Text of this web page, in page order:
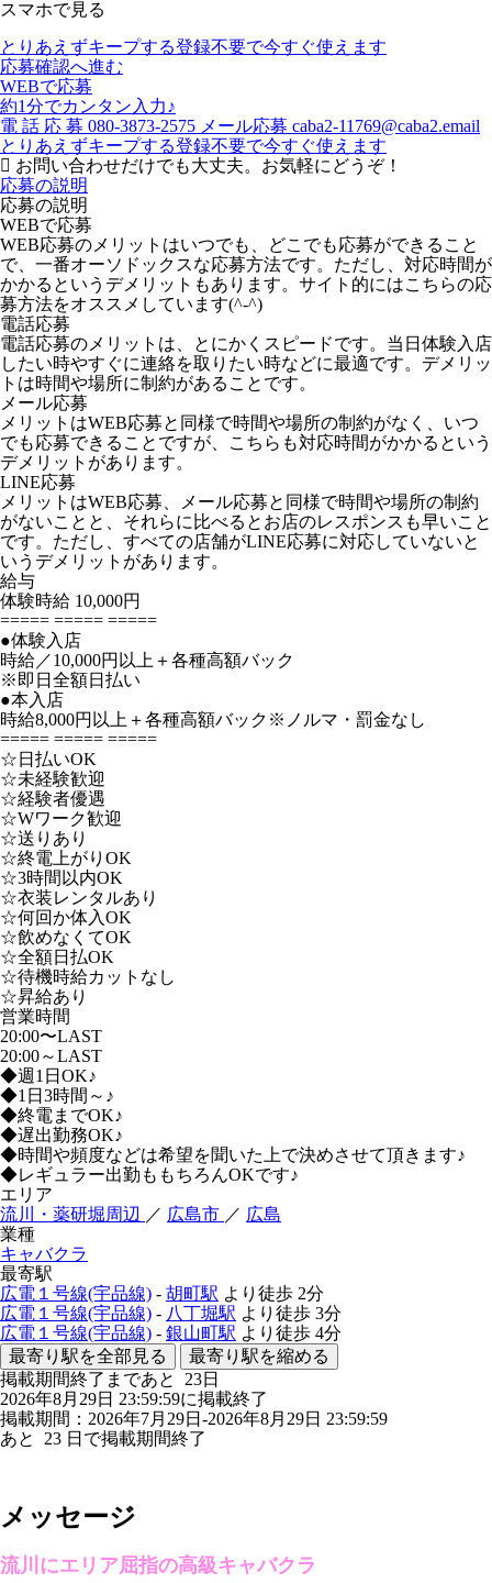
スマホで見る
とりあえずキープする登録不要で今すぐ使えます
応募確認へ進む
WEBで応募
約1分でカンタン入力♪
電 話 応 募 080-3873-2575 メール応募 caba2-11769@caba2.email
とりあえずキープする登録不要で今すぐ使えます
お問い合わせだけでも大丈夫。お気軽にどうぞ！
応募の説明
応募の説明
WEBで応募
WEB応募のメリットはいつでも、どこでも応募ができること
で、一番オーソドックスな応募方法です。ただし、対応時間が
かかるというデメリットもあります。サイト的にはこちらの応
募方法をオススメしています(^-^)
電話応募
電話応募のメリットは、とにかくスピードです。当日体験入店
したい時やすぐに連絡を取りたい時などに最適です。デメリッ
トは時間や場所に制約があることです。
メール応募
メリットはWEB応募と同様で時間や場所の制約がなく、いつ
でも応募できることですが、こちらも対応時間がかかるという
デメリットがあります。
LINE応募
メリットはWEB応募、メール応募と同様で時間や場所の制約
がないことと、それらに比べるとお店のレスポンスも早いこと
です。ただし、すべての店舗がLINE応募に対応していないと
いうデメリットがあります。
給与
体験時給 10,000円
===== ===== =====
●体験入店
時給／10,000円以上＋各種高額バック
※即日全額日払い
●本入店
時給8,000円以上＋各種高額バック※ノルマ・罰金なし
===== ===== =====
☆日払いOK
☆未経験歓迎
☆経験者優遇
☆Wワーク歓迎
☆送りあり
☆終電上がりOK
☆3時間以内OK
☆衣装レンタルあり
☆何回か体入OK
☆飲めなくてOK
☆全額日払OK
☆待機時給カットなし
☆昇給あり
営業時間
20:00〜LAST
20:00～LAST
◆週1日OK♪
◆1日3時間～♪
◆終電までOK♪
◆遅出勤務OK♪
◆時間や頻度などは希望を聞いた上で決めさせて頂きます♪
◆レギュラー出勤ももちろんOKです♪
エリア
流川・薬研堀周辺 ／ 広島市 ／ 広島
業種
キャバクラ
最寄駅
広電１号線(宇品線) - 胡町駅 より徒歩 2分
広電１号線(宇品線) - 八丁堀駅 より徒歩 3分
広電１号線(宇品線) - 銀山町駅 より徒歩 4分
最寄り駅を全部見る
最寄り駅を縮める
掲載期間終了まであと 23日
2026年8月29日 23:59:59に掲載終了
掲載期間：2026年7月29日-2026年8月29日 23:59:59
あと 23 日で掲載期間終了
メッセージ
流川にエリア屈指の高級キャバクラ